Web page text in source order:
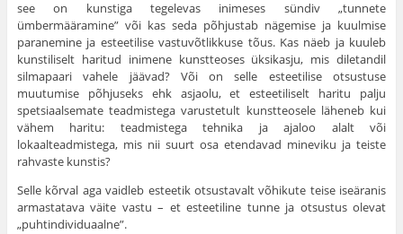
see on kuns­tiga tegelevas inimeses sündiv „tunnete
ümbermääramine” või kas seda põhjustab nägemise ja kuulmise
paranemine ja esteetilise vastuvõtlikkuse tõus. Kas näeb ja kuuleb
kunstiliselt haritud inimene kunstteoses üksikasju, mis diletandil
silmapaari vahele jäävad? Või on selle esteetilise otsustuse
muutumise põhjuseks ehk asjaolu, et esteetiliselt haritu palju
spetsiaalsemate teadmistega varustetult kunstteosele läheneb kui
vähem haritu: teadmistega tehnika ja ajaloo alalt või
lokaalteadmistega, mis nii suurt osa etenda­vad mineviku ja teiste
rahvaste kunstis?
Selle kõrval aga vaidleb esteetik otsustavalt võhikute teise iseäranis
armastatava väite vastu – et esteetiline tunne ja otsustus olevat
„puhtindividuaalne”.